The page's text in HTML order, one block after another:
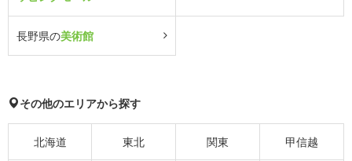
長野県の美術館
その他のエリアから探す
北海道 東北 関東 甲信越